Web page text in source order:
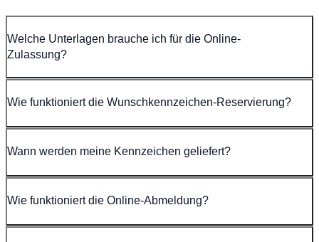
Welche Unterlagen brauche ich für die Online-
Zulassung?
Wie funktioniert die Wunschkennzeichen-Reservierung?
Wann werden meine Kennzeichen geliefert?
Wie funktioniert die Online-Abmeldung?